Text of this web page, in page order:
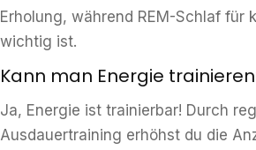
Erholung, während REM-Schlaf für
wichtig ist.
Kann man Energie
Ja, Energie ist trainierbar! Durch
Ausdauertraining erhöhst du die